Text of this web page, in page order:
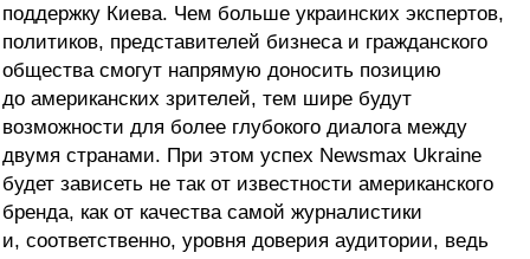
поддержку Киева. Чем больше украинских экспертов,
политиков, представителей бизнеса и гражданского
общества смогут напрямую доносить позицию
до американских зрителей, тем шире будут
возможности для более глубокого диалога между
двумя странами. При этом успех Newsmax Ukraine
будет зависеть не так от известности американского
бренда, как от качества самой журналистики
и, соответственно, уровня доверия аудитории, ведь